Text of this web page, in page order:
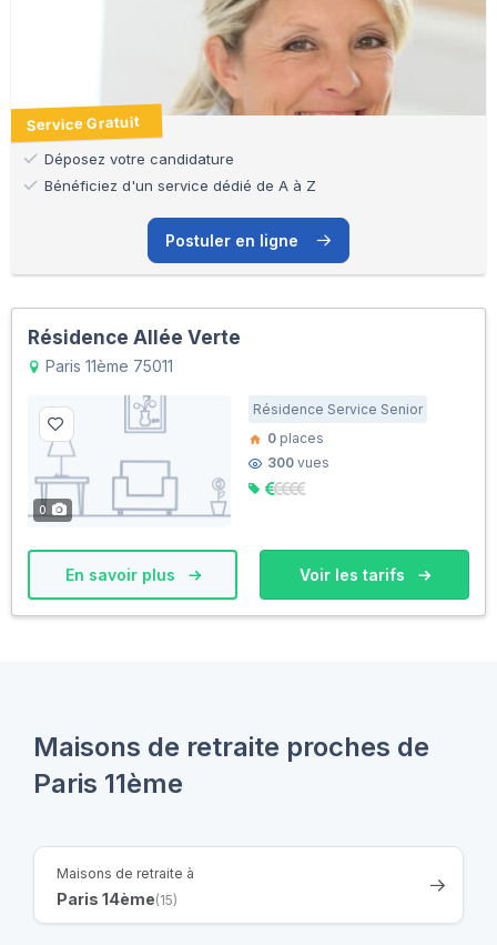
Service Gratuit
Déposez votre candidature
Bénéficiez d'un service dédié de A à Z
Postuler en ligne
Résidence Allée Verte
Paris 11ème 75011
0
Résidence Service Senior
0 places
300 vues
En savoir plus Voir les tarifs
Maisons de retraite proches de
Paris 11ème
Maisons de retraite à
Paris 14ème(15)